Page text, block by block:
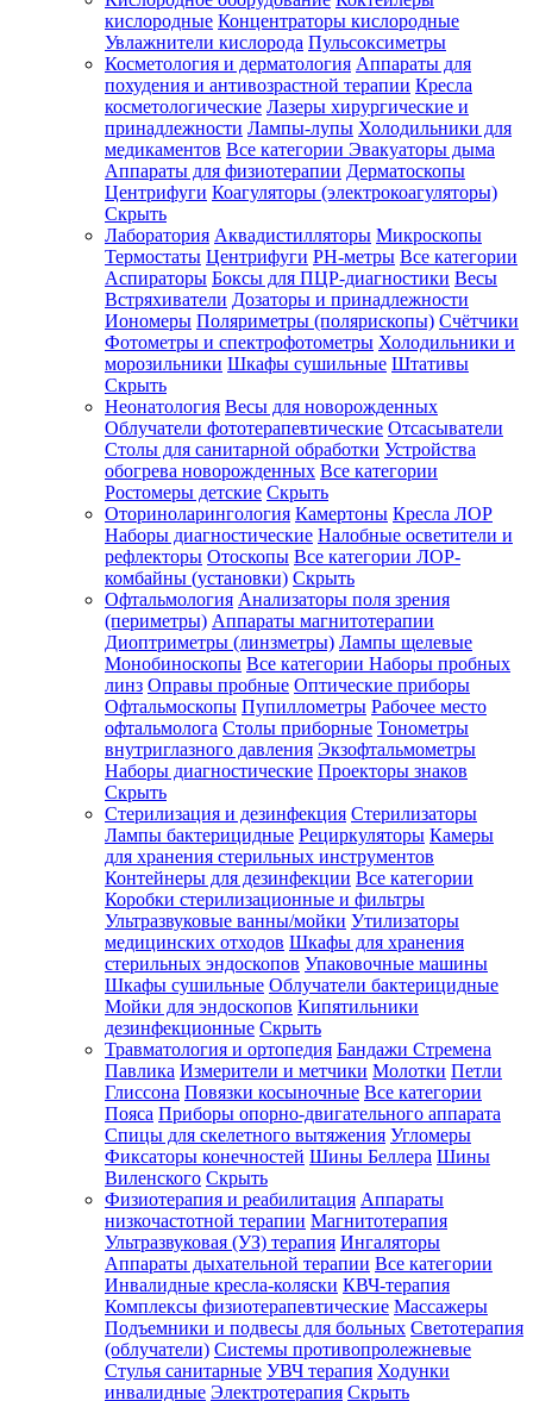
Зарегистрироваться
Зачем
регистрироваться?
Все
покупки
одном
месте
Личный
менеджер
Отслеживание
статуса
заказа
кислородные Концентраторы кислородные
Увлажнители кислорода Пульсоксиметры
Косметология и дерматология Аппараты для
похудения и антивозрастной терапии Кресла
косметологические Лазеры хирургические и
принадлежности Лампы-лупы Холодильники для
медикаментов Все категории Эвакуаторы дыма
Аппараты для физиотерапии Дерматоскопы
Центрифуги Коагуляторы (электрокоагуляторы)
Скрыть
Лаборатория Аквадистилляторы Микроскопы
Термостаты Центрифуги PH-метры Все категории
Аспираторы Боксы для ПЦР-диагностики Весы
Встряхиватели Дозаторы и принадлежности
Иономеры Поляриметры (полярископы) Счётчики
Фотометры и спектрофотометры Холодильники и
морозильники Шкафы сушильные Штативы
Скрыть
Неонатология Весы для новорожденных
Облучатели фототерапевтические Отсасыватели
Столы для санитарной обработки Устройства
обогрева новорожденных Все категории
Ростомеры детские Скрыть
Оториноларингология Камертоны Кресла ЛОР
Наборы диагностические Налобные осветители и
рефлекторы Отоскопы Все категории ЛОР-
комбайны (установки) Скрыть
Офтальмология Анализаторы поля зрения
(периметры) Аппараты магнитотерапии
Диоптриметры (линзметры) Лампы щелевые
Монобиноскопы Все категории Наборы пробных
линз Оправы пробные Оптические приборы
Офтальмоскопы Пупиллометры Рабочее место
офтальмолога Столы приборные Тонометры
внутриглазного давления Экзофтальмометры
Наборы диагностические Проекторы знаков
Скрыть
Стерилизация и дезинфекция Стерилизаторы
Лампы бактерицидные Рециркуляторы Камеры
для хранения стерильных инструментов
Контейнеры для дезинфекции Все категории
Коробки стерилизационные и фильтры
Ультразвуковые ванны/мойки Утилизаторы
медицинских отходов Шкафы для хранения
стерильных эндоскопов Упаковочные машины
Шкафы сушильные Облучатели бактерицидные
Мойки для эндоскопов Кипятильники
дезинфекционные Скрыть
Травматология и ортопедия Бандажи Стремена
Павлика Измерители и метчики Молотки Петли
Глиссона Повязки косыночные Все категории
Пояса Приборы опорно-двигательного аппарата
Спицы для скелетного вытяжения Угломеры
Фиксаторы конечностей Шины Беллера Шины
Виленского Скрыть
Физиотерапия и реабилитация Аппараты
низкочастотной терапии Магнитотерапия
Ультразвуковая (УЗ) терапия Ингаляторы
Аппараты дыхательной терапии Все категории
Инвалидные кресла-коляски КВЧ-терапия
Комплексы физиотерапевтические Массажеры
Подъемники и подвесы для больных Светотерапия
(облучатели) Системы противопролежневые
Стулья санитарные УВЧ терапия Ходунки
инвалидные Электротерапия Скрыть